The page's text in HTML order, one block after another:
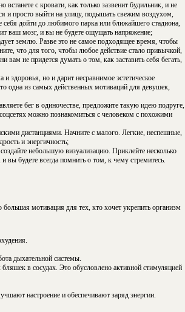
с кровати, как только зазвенит будильник, и не
и просто выйти на улицу, подышать свежим воздухом,
дойти до любимого парка или ближайшего стадиона,
ваш мозг, и вы не будете ощущать напряжение;
землю. Разве это не самое подходящее время, чтобы
что для того, чтобы любое действие стало привычкой,
не придется думать о том, как заставить себя бегать,
здоровья, но и дарит несравнимое эстетическое
одна из самых действенных мотиваций для девушек,
бег в одиночестве, предложите такую идею подруге,
можно познакомиться с человеком с похожими
дистанциями. Начните с малого. Легкие, неспешные,
и энергичность;
небольшую визуализацию. Приклейте несколько
будете всегда помнить о том, к чему стремитесь.
мотивация для тех, кто хочет укрепить организм
дыхательной системы.
в сосудах. Это обусловлено активной стимуляцией
настроение и обеспечивают заряд энергии.